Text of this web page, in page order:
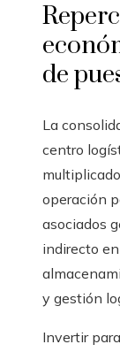
de
La
centro
operación
asociados
indirecto
y gestión
Invertir